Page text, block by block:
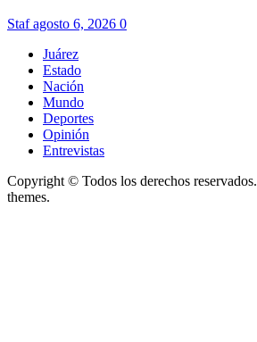
Stafagosto 6, 2026 0
Juárez
Estado
Nación
Mundo
Deportes
Opinión
Entrevistas
Copyright © Todos los derechos reservados.
themes.